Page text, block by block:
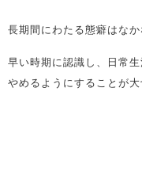
長期間にわたる態癖はな
早い時期に認識し、日常
やめるようにすることが大